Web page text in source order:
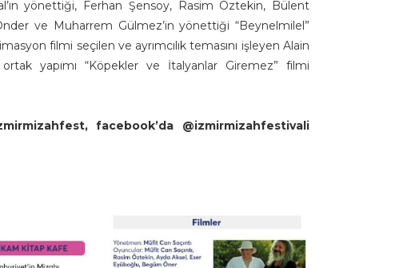
yönettiği, Ferhan Şensoy, Rasim Öztekin, Bülent
Önder ve Muharrem Gülmez’in yönettiği “Beynelmilel”
filmi seçilen ve ayrımcılık temasını işleyen Alain
yapımı “Köpekler ve İtalyanlar Giremez” filmi
facebook’da @izmirmizahfestivali